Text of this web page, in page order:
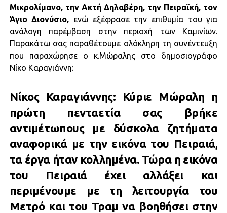
Μικρολίμανο, την Ακτή Δηλαβέρη, την Πειραϊκή, τον
Άγιο Διονύσιο, ενώ εξέφρασε την επιθυμία του για
ανάλογη παρέμβαση στην περιοχή των Καμινίων.
Παρακάτω σας παραθέτουμε ολόκληρη τη συνέντευξη
που παραχώρησε ο κ.Μώραλης στο δημοσιογράφο
Νίκο Καραγιάννη:
Νίκος Καραγιάννης: Κύριε Μώραλη η
πρώτη πενταετία σας βρήκε
αντιμέτωπους με δύσκολα ζητήματα
αναφορικά με την εικόνα του Πειραιά,
τα έργα ήταν κολλημένα. Τώρα η εικόνα
του Πειραιά έχει αλλάξει και
περιμένουμε με τη λειτουργία του
Μετρό και του Τραμ να βοηθήσει στην